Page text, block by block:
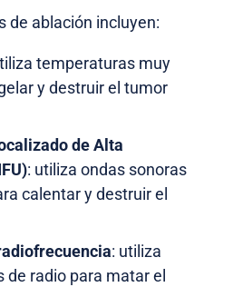
de ablación incluyen:
temperaturas muy
y destruir el tumor
de Alta
: utiliza ondas sonoras
calentar y destruir el
: utiliza
de radio para matar el